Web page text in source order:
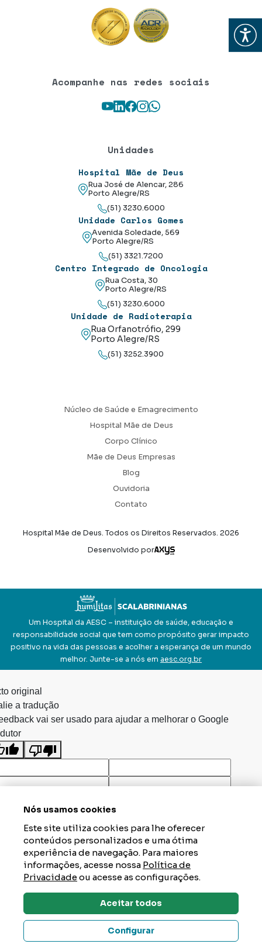
Abrir
Acompanhe nas redes sociais
Youtube
LinkedIn
Facebook
Instagram
WhatsApp
Unidades
Hospital Mãe de Deus
Rua José de Alencar, 286
Porto Alegre/RS
(51) 3230.6000
Unidade Carlos Gomes
Avenida Soledade, 569
Porto Alegre/RS
(51) 3321.7200
Centro Integrado de Oncologia
Rua Costa, 30
Porto Alegre/RS
(51) 3230.6000
Unidade de Radioterapia
Rua Orfanotrófio, 299
Porto Alegre/RS
(51) 3252.3900
Núcleo de Saúde e Emagrecimento
Hospital Mãe de Deus
Corpo Clínico
Mãe de Deus Empresas
Blog
Ouvidoria
Contato
Hospital Mãe de Deus. Todos os Direitos Reservados. 2026
Desenvolvido por
Axysweb
Um Hospital da AESC – instituição de saúde, educação e
responsabilidade social que tem como propósito gerar impacto
positivo na vida das pessoas e acolher a esperança de um mundo
melhor. Junte-se a nós em aesc.org.br
Dúvidas? Tire Aqui
Nós usamos cookies
Este site utiliza cookies para lhe oferecer
conteúdos personalizados e uma ótima
experiência de navegação. Para maiores
informações, acesse nossa Política de
Privacidadeou acesse as configurações.
Aceitar todos
Configurar
original
a tradução
vai ser usado para ajudar a melhorar o Google